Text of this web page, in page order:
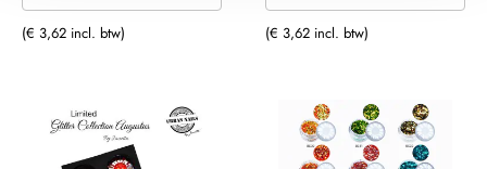
(€ 3,62 incl. btw) (€ 3,62 incl. btw)